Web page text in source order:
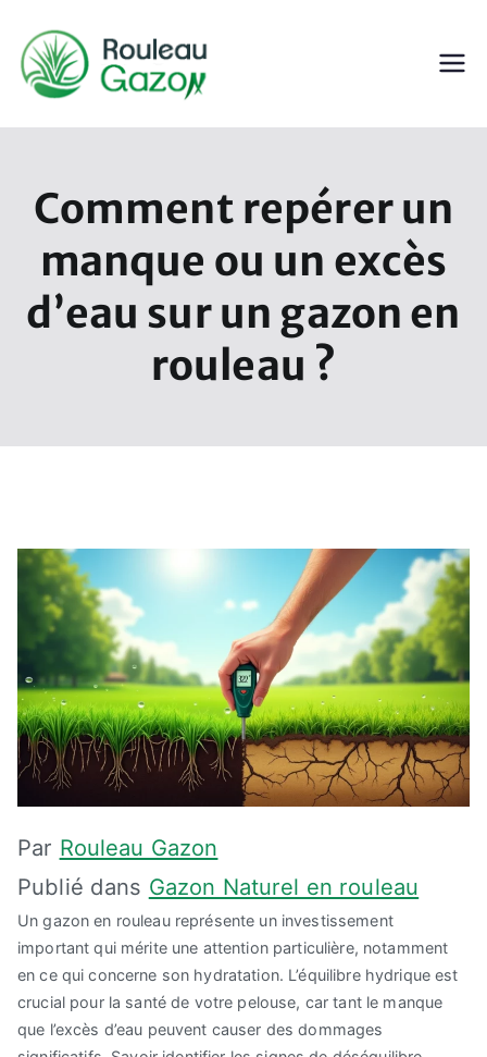
contenu
Comment repérer un
manque ou un excès
d’eau sur un gazon en
rouleau ?
Par Rouleau Gazon
Publié dans Gazon Naturel en rouleau
Un gazon en rouleau représente un investissement
important qui mérite une attention particulière, notamment
en ce qui concerne son hydratation. L’équilibre hydrique est
crucial pour la santé de votre pelouse, car tant le manque
que l’excès d’eau peuvent causer des dommages